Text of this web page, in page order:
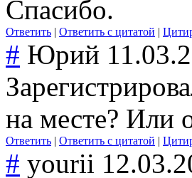
Спасибо.
Ответить | Ответить с цитатой |
# Юрий
на месте? Или
Ответить | Ответить с цитатой |
# yourii